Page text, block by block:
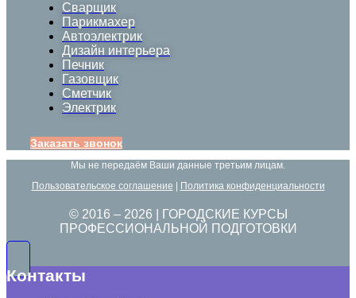
Сварщик
Парикмахер
Автоэлектрик
Дизайн интерьера
Печник
Газовщик
Сметчик
Электрик
Заказать звонок
Мы не передаём Ваши данные третьим лицам.
Пользовательское соглашение
Политика конфиденциальности
© 2016 – 2026 | ГОРОДСКИЕ КУРСЫ
ПРОФЕССИОНАЛЬНОЙ ПОДГОТОВКИ
Контакты